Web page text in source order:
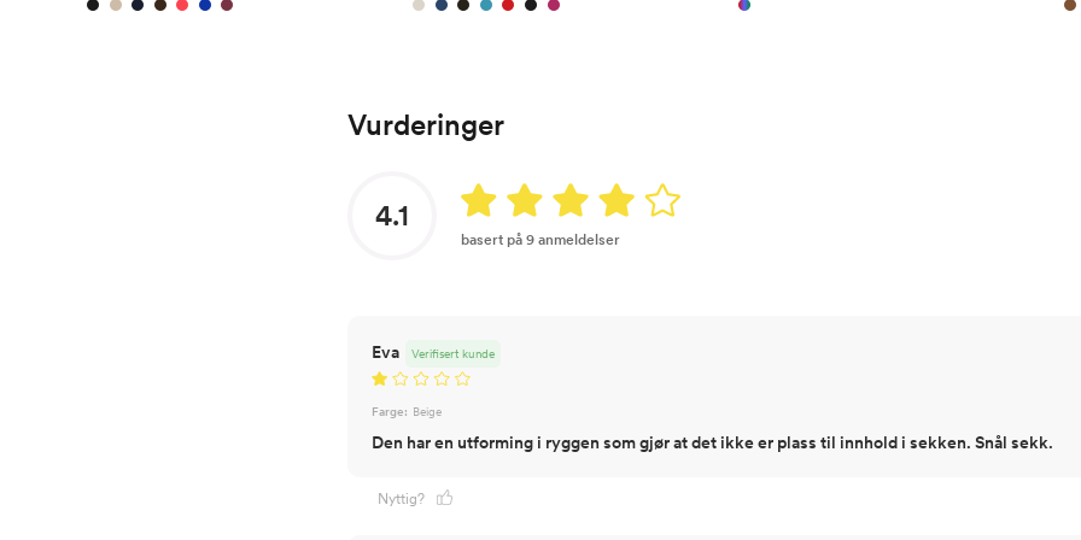
Vurderinger
4.1
basert på 9 anmeldelser
Eva Verifisert kunde
Farge: Beige
Den har en utforming i ryggen som gjør at det ikke er plass til innhold i sekken. Snål sekk.
Nyttig?